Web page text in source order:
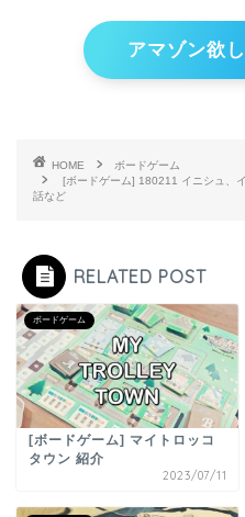
アマゾン欲
HOME
ボードゲーム
[ボードゲーム] 180211 イニシュ、
話など
RELATED POST
ボードゲーム
[ボードゲーム] マイトロッコ
タウン 紹介
2023/07/11